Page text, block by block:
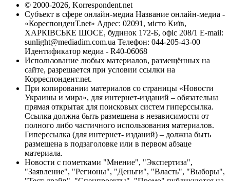
© 2000-2026, Korrespondent.net
Субъект в сфере онлайн-медиа Название онлайн-медиа -
«КореспонденТ.net» Адрес: 02091, місто Київ,
ХАРКІВСЬКЕ ШОСЕ, будинок 172-Б, офіс 208/1 E-mail:
sunlight@mediadim.com.ua Телефон: 044-205-43-00
Идентификатор медиа - R40-06068
Использование любых материалов, размещённых на
сайте, разрешается при условии ссылки на
Корреспондент.net.
При копировании материалов со страницы «Новости
Украины и мира», для интернет-изданий – обязательна
прямая открытая для поисковых систем гиперссылка.
Ссылка должна быть размещена в независимости от
полного либо частичного использования материалов.
Гиперссылка (для интернет- изданий) – должна быть
размещена в подзаголовке или в первом абзаце
материала.
Новости с пометками "Мнение", "Экспертиза",
"Заявление", "Регионы", "Деньги", "Власть", "Выборы",